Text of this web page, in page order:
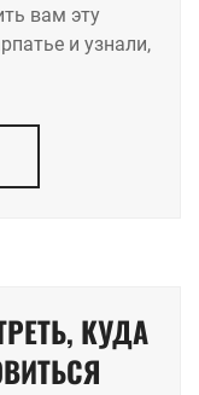
вам эту
и узнали,
КУДА